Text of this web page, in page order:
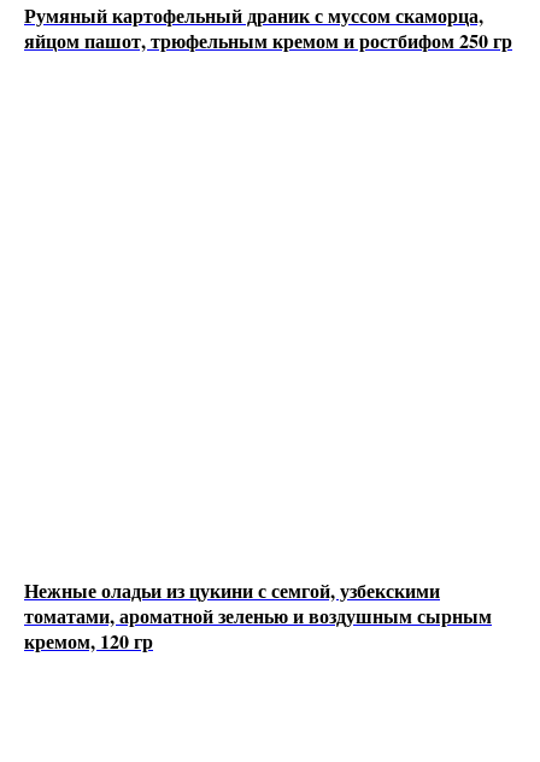
Румяный картофельный драник с муссом скаморца,
яйцом пашот, трюфельным кремом и ростбифом 250 гр
Нежные оладьи из цукини с семгой, узбекскими
томатами, ароматной зеленью и воздушным сырным
кремом, 120 гр